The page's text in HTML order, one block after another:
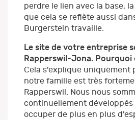
perdre le lien avec la base,
que cela se reflète aussi
Burgerstein travaille.
Le site de votre entreprise
Rapperswil-Jona. Pourquoi
Cela s'explique uniquement
notre famille est très
Rapperswil. Nous nous
continuellement développés
occuper de plus en plus